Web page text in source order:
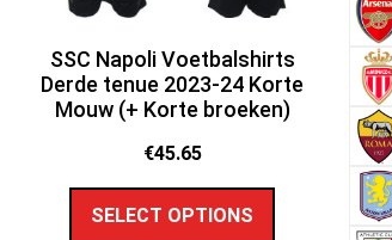
SSC Napoli Voetbalshirts
Derde tenue 2023-24 Korte
Mouw (+ Korte broeken)
€45.65
SELECT OPTIONS